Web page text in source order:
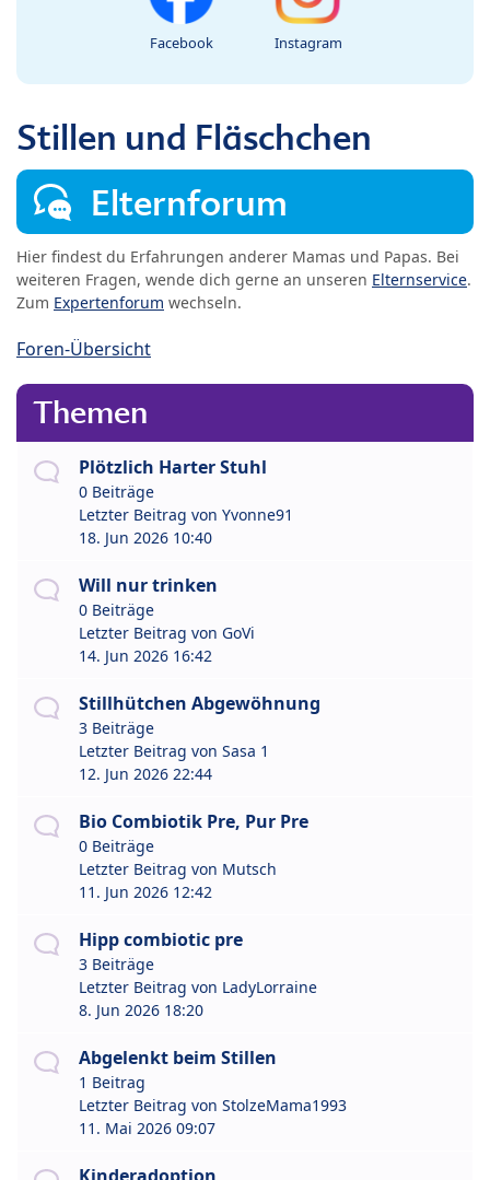
Facebook Instagram
Stillen und Fläschchen
Elternforum
Hier findest du Erfahrungen anderer Mamas und Papas. Bei
weiteren Fragen, wende dich gerne an unseren Elternservice.
Zum Expertenforum wechseln.
Foren-Übersicht
Themen
Plötzlich Harter Stuhl
0 Beiträge
Letzter Beitrag von Yvonne91
18. Jun 2026 10:40
Will nur trinken
0 Beiträge
Letzter Beitrag von GoVi
14. Jun 2026 16:42
Stillhütchen Abgewöhnung
3 Beiträge
Letzter Beitrag von Sasa 1
12. Jun 2026 22:44
Bio Combiotik Pre, Pur Pre
0 Beiträge
Letzter Beitrag von Mutsch
11. Jun 2026 12:42
Hipp combiotic pre
3 Beiträge
Letzter Beitrag von LadyLorraine
8. Jun 2026 18:20
Abgelenkt beim Stillen
1 Beitrag
Letzter Beitrag von StolzeMama1993
11. Mai 2026 09:07